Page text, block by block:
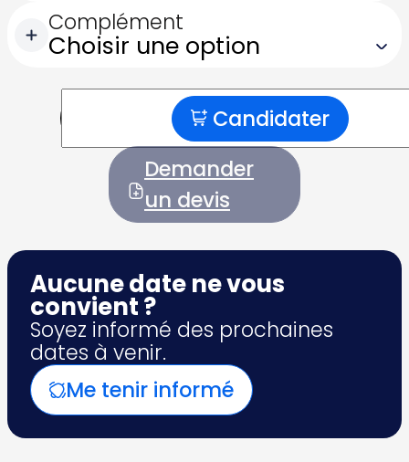
Complément
quantité
INSTRUCTEUR
Candidater
Demander
un devis
Aucune date ne vous
convient ?
Soyez informé des prochaines
dates à venir.
Me tenir informé